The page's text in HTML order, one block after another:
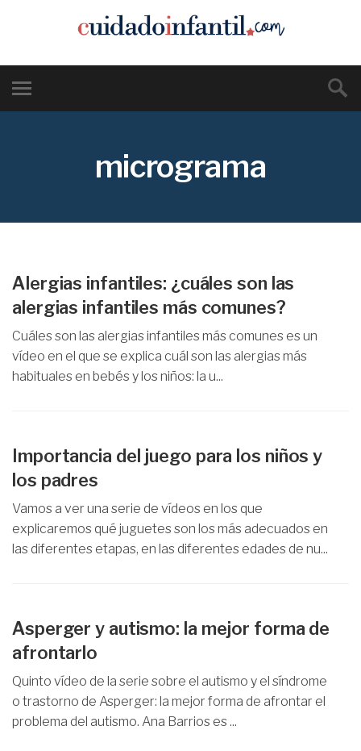
micrograma
Alergias infantiles: ¿cuáles son las
alergias infantiles más comunes?
Cuáles son las alergias infantiles más comunes es un
vídeo en el que se explica cuál son las alergias más
habituales en bebés y los niños: la u...
Importancia del juego para los niños y
los padres
Vamos a ver una serie de vídeos en los que
explicaremos qué juguetes son los más adecuados en
las diferentes etapas, en las diferentes edades de nu...
Asperger y autismo: la mejor forma de
afrontarlo
Quinto vídeo de la serie sobre el autismo y el síndrome
o trastorno de Asperger: la mejor forma de afrontar el
problema del autismo. Ana Barrios es ...